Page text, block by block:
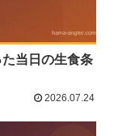
当日の生食条
2026.07.24